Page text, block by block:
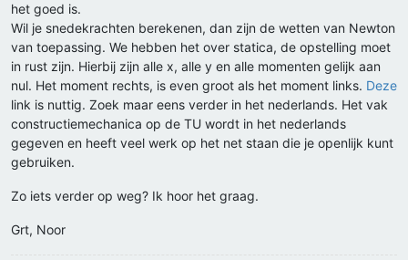
het goed is.
Wil je snedekrachten berekenen, dan zijn de wetten van Newton
van toepassing. We hebben het over statica, de opstelling moet
in rust zijn. Hierbij zijn alle x, alle y en alle momenten gelijk aan
nul. Het moment rechts, is even groot als het moment links. Deze
link is nuttig. Zoek maar eens verder in het nederlands. Het vak
constructiemechanica op de TU wordt in het nederlands
gegeven en heeft veel werk op het net staan die je openlijk kunt
gebruiken.
Zo iets verder op weg? Ik hoor het graag.
Grt, Noor